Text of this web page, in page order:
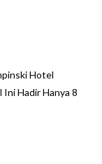
Hotel
Hadir Hanya 8